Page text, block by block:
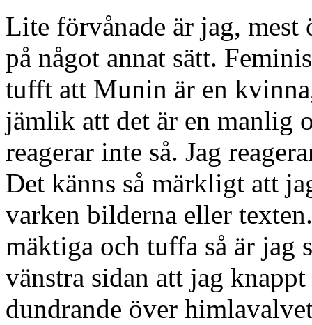
Lite förvånade är jag, mest
på något annat sätt.
tufft att Munin är en
jämlik att det är en manlig
reagerar inte så. Jag
Det känns så märkligt att
varken bilderna eller
mäktiga och tuffa så är jag
vänstra sidan att jag
dundrande över